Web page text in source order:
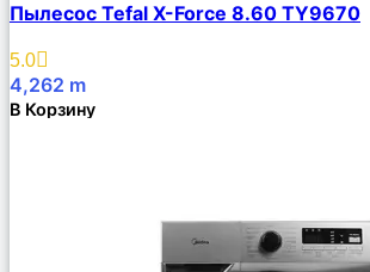
Описание
Избранное
Пылесос Tefal X-Force 8.60 TY9670
5.0
4,262 m
В Корзину